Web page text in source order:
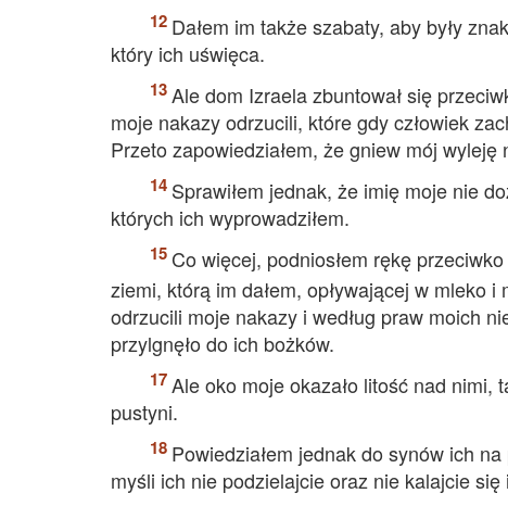
Dałem im także szabaty, aby były
który ich uświęca.
Ale dom Izraela zbuntował się
moje nakazy odrzucili, które gdy człowiek
Przeto zapowiedziałem, że gniew mój
Sprawiłem jednak, że imię moje nie
których ich wyprowadziłem.
Co więcej, podniosłem rękę
ziemi, którą im dałem, opływającej w mleko
odrzucili moje nakazy i według praw moich
przylgnęło do ich bożków.
Ale oko moje okazało litość nad nimi,
pustyni.
Powiedziałem jednak do synów ich
myśli ich nie podzielajcie oraz nie kalajcie się